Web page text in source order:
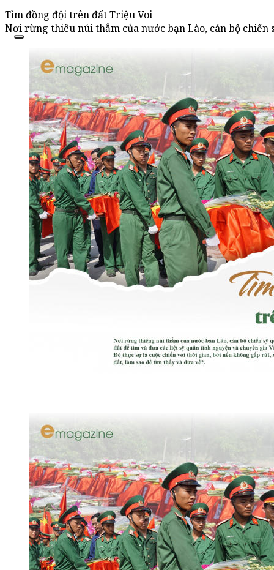
Tìm đồng đội trên đất Triệu Voi
Nơi rừng thiêu núi thẳm của nước bạn Lào, cán bộ